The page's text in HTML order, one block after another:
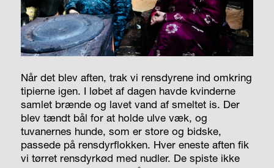
Når det blev aften, trak vi rensdyrene ind omkring
tipierne igen. I løbet af dagen havde kvinderne
samlet brænde og lavet vand af smeltet is. Der
blev tændt bål for at holde ulve væk, og
tuvanernes hunde, som er store og bidske,
passede på rensdyrflokken. Hver eneste aften fik
vi tørret rensdyrkød med nudler. De spiste ikke